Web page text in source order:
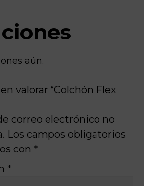
aún.
valorar “Colchón Flex
correo electrónico no
Los campos obligatorios
con *
*